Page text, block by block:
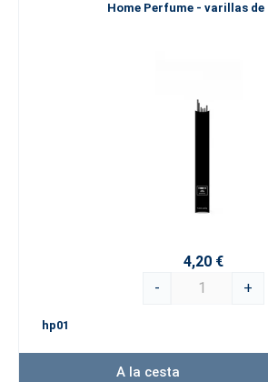
Home Perfume - varillas
4,20 €
-
+
hp01
A la cesta